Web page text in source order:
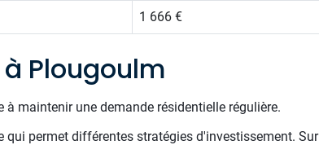
1 666 €
Plougoulm
maintenir une demande résidentielle régulière.
permet différentes stratégies d'investissement. Sur